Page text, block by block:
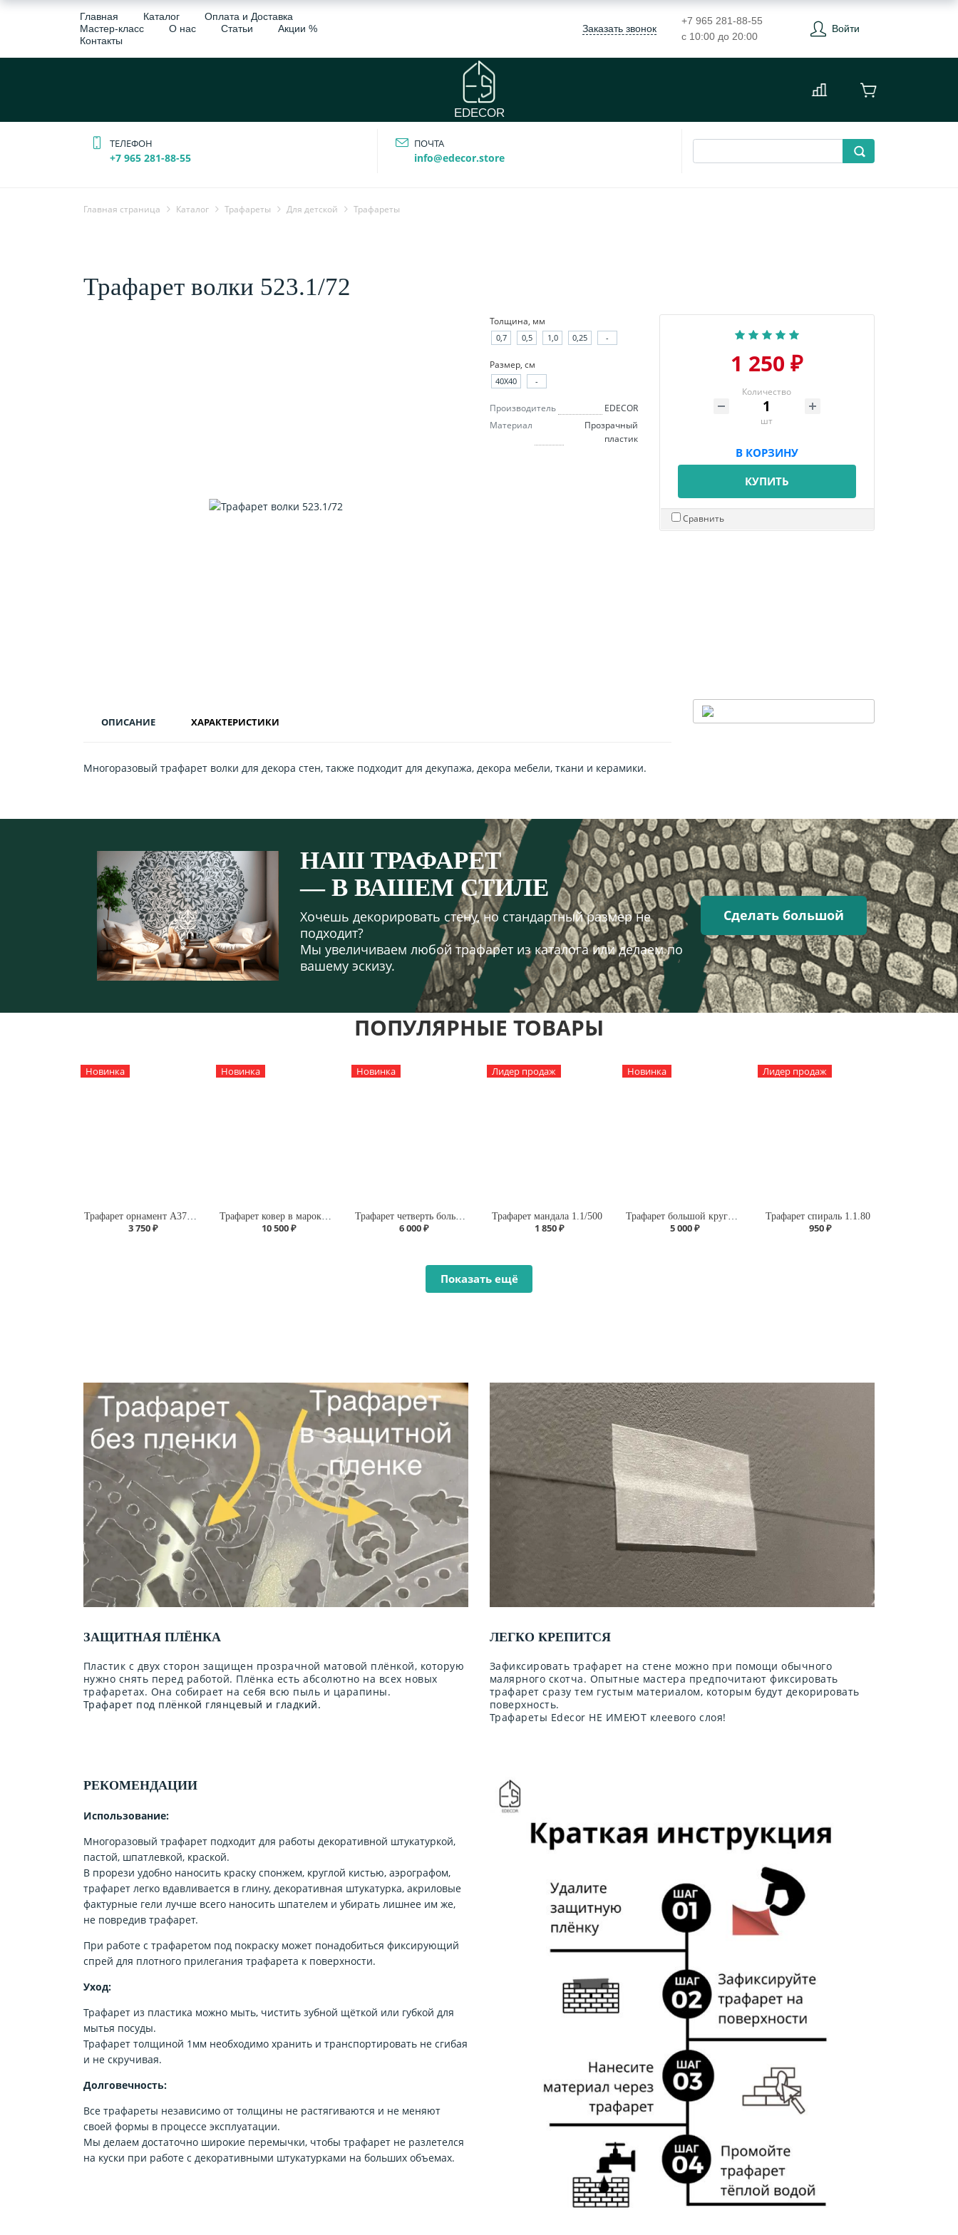
Главная Каталог
Оплата и Доставка
Мастер-класс
О нас Статьи
Акции %
Контакты
Заказать звонок
+7 965 281-88-55
с 10:00 до 20:00
Войти
EDECOR
ТЕЛЕФОН
+7 965 281-88-55
ПОЧТА
info@edecor.store
Главная страница Каталог Трафареты Для детской Трафареты
Трафарет волки 523.1/72
Толщина, мм
0,7 0,5 1,0 0,25 -
Размер, см
40X40 -
Производитель
EDECOR
Материал
Прозрачный
пластик
1 250 ₽
Количество
шт
В КОРЗИНУ
КУПИТЬ
Сравнить
ОПИСАНИЕ ХАРАКТЕРИСТИКИ
Многоразовый трафарет волки для декора стен, также подходит для декупажа, декора мебели, ткани и керамики.
НАШ ТРАФАРЕТ
— В ВАШЕМ СТИЛЕ
Хочешь декорировать стену, но стандартный размер не
подходит?
Мы увеличиваем любой трафарет из каталога или делаем по
вашему эскизу.
Сделать большой
ПОПУЛЯРНЫЕ ТОВАРЫ
Новинка
Трафарет орнамент А370/105
3 750 ₽
Новинка
Трафарет ковер в марокканском стиле А145/1904
10 500 ₽
Новинка
Трафарет четверть большая мандала А1.1
6 000 ₽
Лидер продаж
Трафарет мандала 1.1/500
1 850 ₽
Новинка
Трафарет большой круг А118 четверть
5 000 ₽
Лидер продаж
Трафарет спираль 1.1.80
950 ₽
Показать ещё
ЗАЩИТНАЯ ПЛЁНКА
Пластик с двух сторон защищен прозрачной матовой плёнкой, которую
нужно снять перед работой. Плёнка есть абсолютно на всех новых
трафаретах. Она собирает на себя всю пыль и царапины.
Трафарет под плёнкой глянцевый и гладкий.
ЛЕГКО КРЕПИТСЯ
Зафиксировать трафарет на стене можно при помощи обычного
малярного скотча. Опытные мастера предпочитают фиксировать
трафарет сразу тем густым материалом, которым будут декорировать
поверхность.
Трафареты Edecor НЕ ИМЕЮТ клеевого слоя!
РЕКОМЕНДАЦИИ
Использование:
Многоразовый трафарет подходит для работы декоративной штукатуркой,
пастой, шпатлевкой, краской.
В прорези удобно наносить краску спонжем, круглой кистью, аэрографом,
трафарет легко вдавливается в глину, декоративная штукатурка, акриловые
фактурные гели лучше всего наносить шпателем и убирать лишнее им же,
не повредив трафарет.
При работе с трафаретом под покраску может понадобиться фиксирующий
спрей для плотного прилегания трафарета к поверхности.
Уход:
Трафарет из пластика можно мыть, чистить зубной щёткой или губкой для
мытья посуды.
Трафарет толщиной 1мм необходимо хранить и транспортировать не сгибая
и не скручивая.
Долговечность:
Все трафареты независимо от толщины не растягиваются и не меняют
своей формы в процессе эксплуатации.
Мы делаем достаточно широкие перемычки, чтобы трафарет не разлетелся
на куски при работе с декоративными штукатурками на больших объемах.